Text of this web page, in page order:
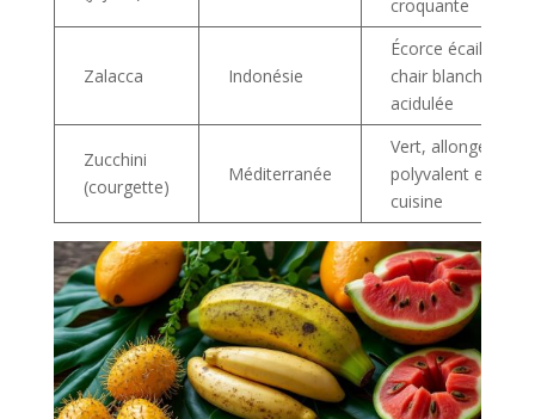
croquante
Zalacca Indonésie
Écorce écailleuse,
chair blanche
acidulée
Zucchini
(courgette)
Méditerranée
Vert, allongé,
polyvalent en
cuisine